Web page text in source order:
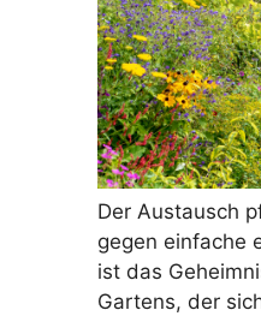
Der Austausch
gegen einfache
ist das
Gartens, der